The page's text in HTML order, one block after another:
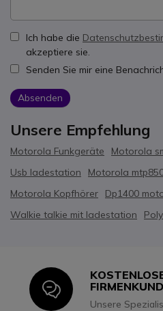
Ich habe die
akzeptiere sie.
Senden Sie mir eine
Absenden
Unsere Empfehlung
Motorola Funkgeräte
Motorola
Usb ladestation
Motorola
Motorola Kopfhörer
Dp1400
Walkie talkie mit ladestation
Icon
Unsere